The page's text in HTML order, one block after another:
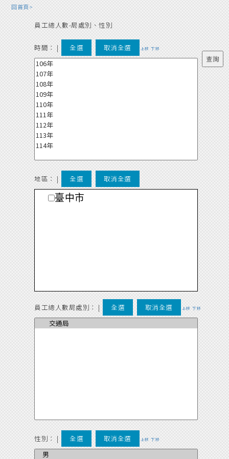
回首頁>
員工總人數-局處別、性別
時間： | 全選 取消全選 上移 下移
地區： | 全選 取消全選
臺中市
員工總人數局處別： | 全選 取消全選 上移 下移
性別： | 全選 取消全選 上移 下移